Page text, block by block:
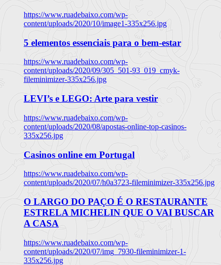
https://www.ruadebaixo.com/wp-
content/uploads/2020/10/image1-335x256.jpg
5 elementos essenciais para o bem-estar
https://www.ruadebaixo.com/wp-
content/uploads/2020/09/305_501-93_019_cmyk-
fileminimizer-335x256.jpg
LEVI’s e LEGO: Arte para vestir
https://www.ruadebaixo.com/wp-
content/uploads/2020/08/apostas-online-top-casinos-
335x256.jpg
Casinos online em Portugal
https://www.ruadebaixo.com/wp-
content/uploads/2020/07/h0a3723-fileminimizer-335x256.jpg
O LARGO DO PAÇO É O RESTAURANTE
ESTRELA MICHELIN QUE O VAI BUSCAR
A CASA
https://www.ruadebaixo.com/wp-
content/uploads/2020/07/img_7930-fileminimizer-1-
335x256.jpg